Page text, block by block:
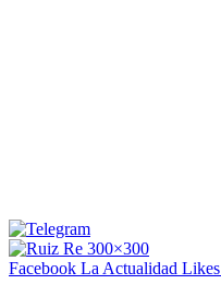
Facebook La Actualidad Likes